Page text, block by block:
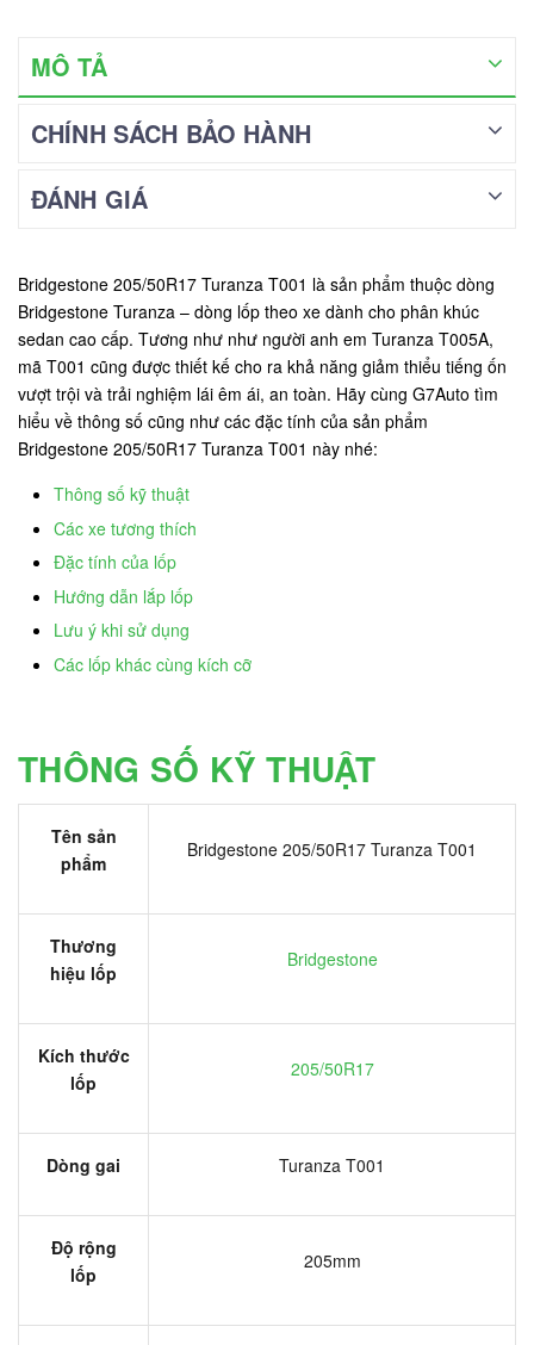
MÔ TẢ
CHÍNH SÁCH BẢO HÀNH
ĐÁNH GIÁ
Bridgestone 205/50R17 Turanza T001 là sản phẩm thuộc dòng
Bridgestone Turanza – dòng lốp theo xe dành cho phân khúc
sedan cao cấp. Tương như như người anh em Turanza T005A,
mã T001 cũng được thiết kế cho ra khả năng giảm thiểu tiếng ốn
vượt trội và trải nghiệm lái êm ái, an toàn. Hãy cùng G7Auto tìm
hiểu về thông số cũng như các đặc tính của sản phẩm
Bridgestone 205/50R17 Turanza T001 này nhé:
Thông số kỹ thuật
Các xe tương thích
Đặc tính của lốp
Hướng dẫn lắp lốp
Lưu ý khi sử dụng
Các lốp khác cùng kích cỡ
THÔNG SỐ KỸ THUẬT
Tên sản
phẩm
Bridgestone 205/50R17 Turanza T001
Thương
hiệu lốp
Bridgestone
Kích thước
lốp
205/50R17
Dòng gai Turanza T001
Độ rộng
lốp
205mm